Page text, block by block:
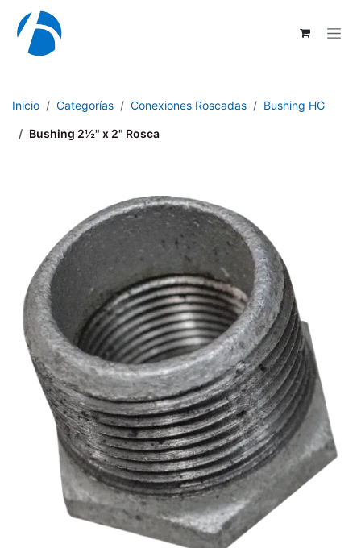
Ir al contenido
Inicio Categorías Conexiones Roscadas Bushing HG
Bushing 2½" x 2" Rosca